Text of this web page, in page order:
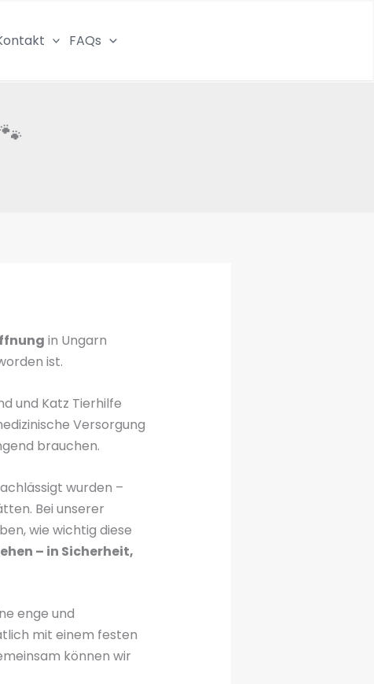
FAQs
in Ungarn
ist.
und Katz Tierhilfe
Versorgung
brauchen.
wurden –
Bei unserer
wie wichtig diese
– in Sicherheit,
enge und
mit einem festen
können wir